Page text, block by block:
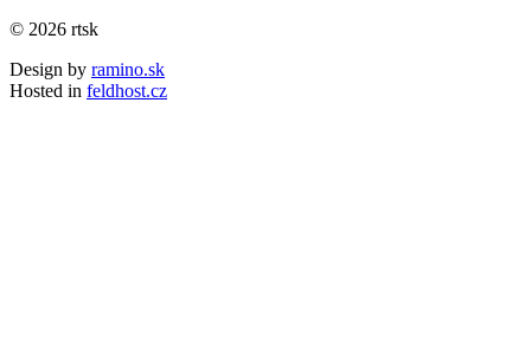
© 2026 rtsk
Design by ramino.sk
Hosted in feldhost.cz